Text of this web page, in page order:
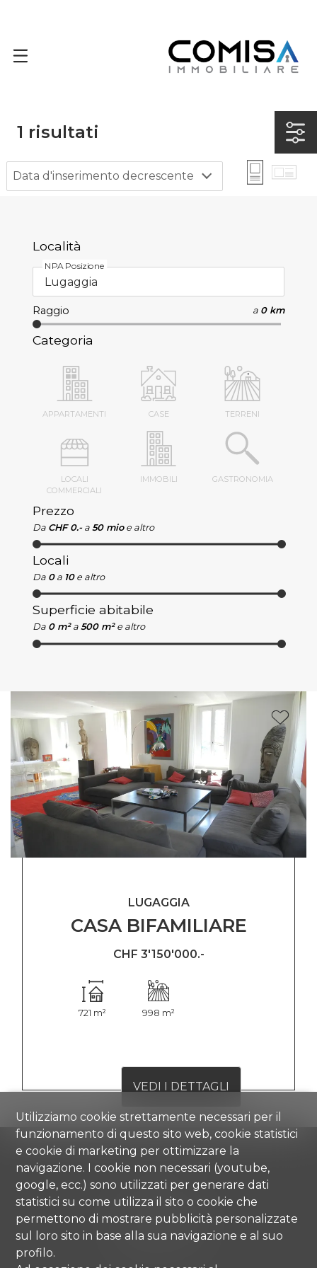
1 risultati
Data d'inserimento decrescente
Località
NPA Posizione
Raggio a 0 km
Categoria
APPARTAMENTI CASE TERRENI
LOCALI
COMMERCIALI
IMMOBILI GASTRONOMIA
Prezzo
Da CHF 0.- a 50 mio e altro
Locali
Da 0 a 10 e altro
Superficie abitabile
Da 0 m² a 500 m² e altro
CASA BIFAMILIARE
LUGAGGIA
CHF 3'150'000.-
721 m² 998 m²
VEDI I DETTAGLI
Comisa SA
Strada di Gandria 4
6976 Castagnola
Tel. +41 91 971 67 00
Utilizziamo cookie strettamente necessari per il
funzionamento di questo sito web, cookie statistici
e cookie di marketing per ottimizzare la
navigazione. I cookie non necessari (youtube,
google, ecc.) sono utilizzati per generare dati
statistici su come utilizza il sito o cookie che
permettono di mostrare pubblicità personalizzate
sul loro sito in base alla sua navigazione e al suo
profilo.